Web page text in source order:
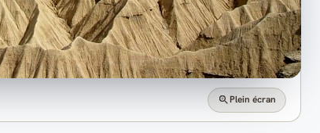
Plein écran